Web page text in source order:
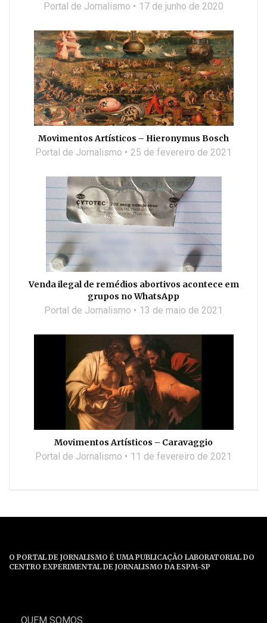
Portal de Jornalismo 17 de junho de 2020
Movimentos Artísticos – Hieronymus Bosch
Portal de Jornalismo 25 de fevereiro de 2021
Venda ilegal de remédios abortivos acontece em
grupos no WhatsApp
Portal de Jornalismo 13 de maio de 2021
Movimentos Artísticos – Caravaggio
Portal de Jornalismo 11 de fevereiro de 2021
O PORTAL DE JORNALISMO É UMA PUBLICAÇÃO LABORATORIAL DO
CENTRO EXPERIMENTAL DE JORNALISMO DA ESPM-SP
QUEM SOMOS